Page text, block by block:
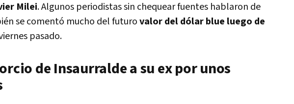
Milei. Algunos periodistas sin chequear fuentes hablaron de
se comentó mucho del futurovalor del dólar blue luego de
pasado.
de Insaurralde a su ex por unos